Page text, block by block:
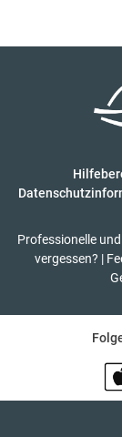
Professionelle
vergessen? |